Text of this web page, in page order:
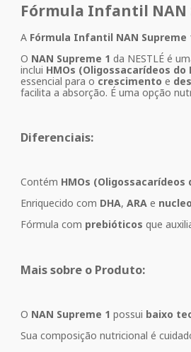
Fórmula Infantil NAN
A Fórmula Infantil NAN Supreme
O NAN Supreme 1 da NESTLÉ é
inclui HMOs (Oligossacarídeos do
essencial para o crescimento e
facilita a absorção. É uma opção
Diferenciais:
Contém HMOs (Oligossacarídeos
Enriquecido com DHA, ARA e
Fórmula com prebióticos que
Mais sobre o Produto:
O NAN Supreme 1 possui baixo
Sua composição nutricional é